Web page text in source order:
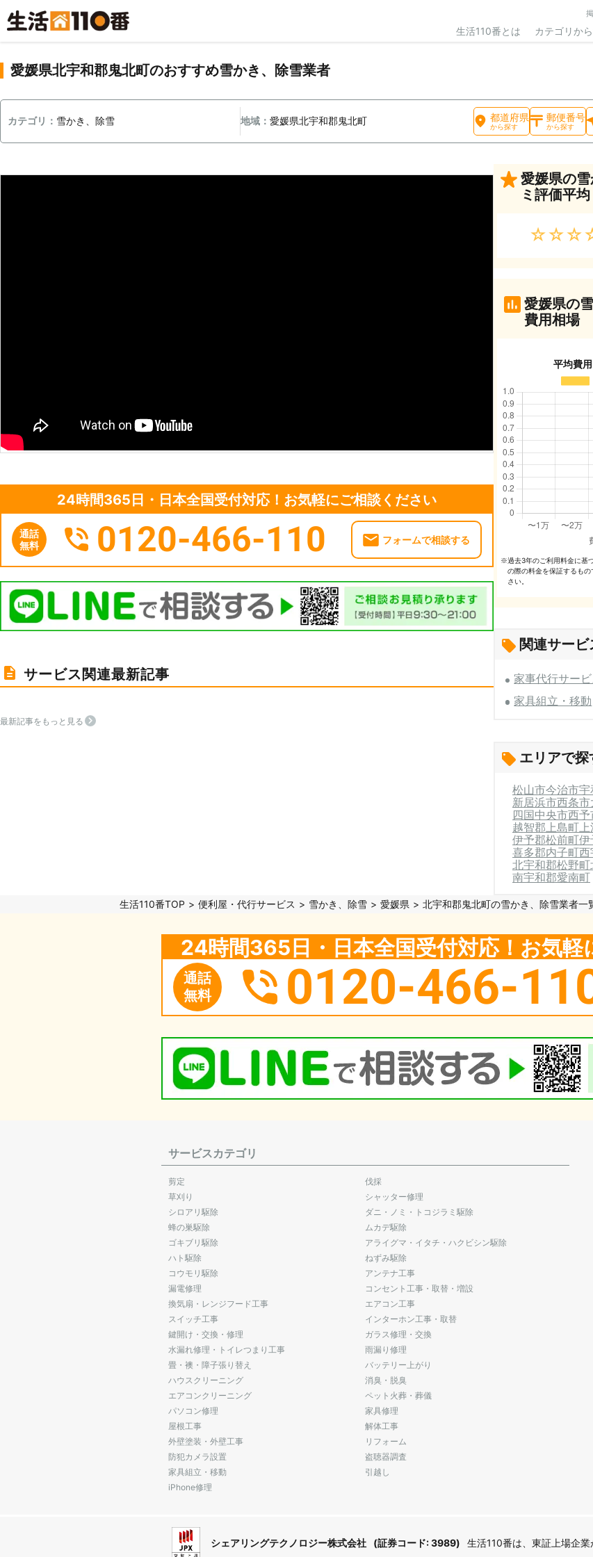
生活110番とは カテゴリか
愛媛県北宇和郡鬼北町のおすすめ雪かき、除雪業者
カテゴリ： 雪かき、除雪 地域：愛媛県北宇和郡鬼北町 都道府県
から探す
郵便番号
から探す
24時間365日・日本全国受付対応！お気軽にご相談ください
通話
無料
0120-466-110 フォームで相談する
サービス関連最新記事
最新記事をもっと見る
愛媛県の
ミ評価平均
愛媛県の
費用相場
平均費用
※過去3年のご利⽤料⾦に基
の際の料⾦を保証するも
さい。
関連サービ
家事代行サービ
家具組立・移動
エリアで探
松山市今治市宇
新居浜市西条市
四国中央市西予
越智郡上島町
伊予郡松前町伊
喜多郡内子町西
北宇和郡松野町
南宇和郡愛南町
生活110番TOP 便利屋・代行サービス 雪かき、除雪 愛媛県 北宇和郡鬼北町の雪かき、除雪業者一
24時間365日・日本全国受付対応！お気軽
通話
無料
0120-466-
サービスカテゴリ
剪定
伐採
草刈り
シャッター修理
シロアリ駆除
ダニ・ノミ・トコジラミ駆除
蜂の巣駆除
ムカデ駆除
ゴキブリ駆除
アライグマ・イタチ・ハクビシン駆除
ハト駆除
ねずみ駆除
コウモリ駆除
アンテナ工事
漏電修理
コンセント工事・取替・増設
換気扇・レンジフード工事
エアコン工事
スイッチ工事
インターホン工事・取替
鍵開け・交換・修理
ガラス修理・交換
水漏れ修理・トイレつまり工事
雨漏り修理
畳・襖・障子張り替え
バッテリー上がり
ハウスクリーニング
消臭・脱臭
エアコンクリーニング
ペット火葬・葬儀
パソコン修理
家具修理
屋根工事
解体工事
外壁塗装・外壁工事
リフォーム
防犯カメラ設置
盗聴器調査
家具組立・移動
引越し
iPhone修理
シェアリングテクノロジー株式会社 (証券コード: 3989) 生活110番は、東証上場企業